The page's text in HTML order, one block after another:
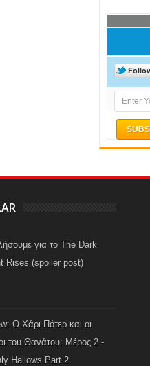
για το The Dark
Rises (spoiler post)
Ο Χάρι Πότερ και οι
του Θανάτου: Μέρος 2 -
Hallows Part 2